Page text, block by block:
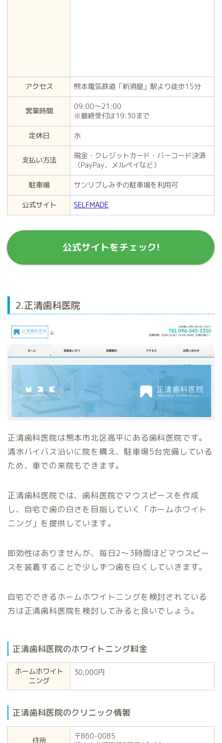
アクセス 熊本電気鉄道「新須屋」駅より徒歩15分
営業時間
09:00～21:00
※最終受付は19:30まで
定休日
水
支払い方法
現金・クレジットカード・バーコード決済
（PayPay、メルペイなど）
駐車場
サンリブしみずの駐車場を利用可
公式サイト
SELFMADE
公式サイトをチェック!
2.正清歯科医院
正清歯科医院は熊本市北区高平にある歯科医院です。
清水バイバス沿いに院を構え、駐車場5台完備している
ため、車での来院もできます。
正清歯科医院では、歯科医院でマウスピースを作成
し、自宅で歯の白さを目指していく「ホームホワイト
ニング」を提供しています。
即効性はありませんが、毎日2〜3時間ほどマウスピー
スを装着することで少しずつ歯を白くしていきます。
自宅でできるホームホワイトニングを検討されている
方は正清歯科医院を検討してみると良いでしょう。
正清歯科医院のホワイトニング料金
ホームホワイト
ニング
30,000円
正清歯科医院のクリニック情報
住所
〒860-0085